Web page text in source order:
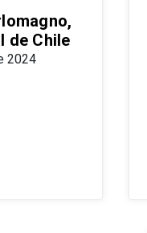
de Chile
2024